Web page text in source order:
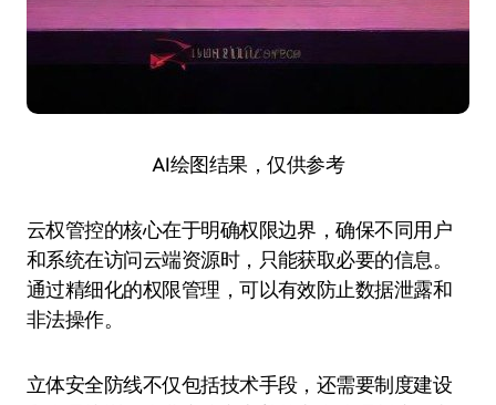
AI绘图结果，仅供参考
云权管控的核心在于明确权限边界，确保不同用户
和系统在访问云端资源时，只能获取必要的信息。
通过精细化的权限管理，可以有效防止数据泄露和
非法操作。
立体安全防线不仅包括技术手段，还需要制度建设